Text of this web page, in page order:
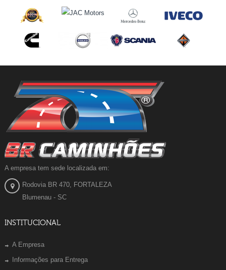
A empresa tem sede localizada em:
Rodovia BR 470, FORTALEZA
Blumenau - SC
INSTITUCIONAL
A Empresa
Informações para Entrega